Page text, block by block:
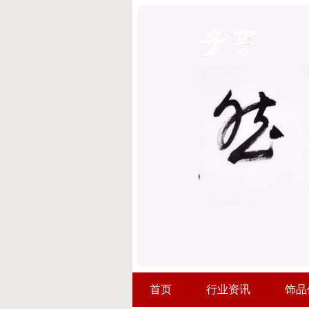
首页 行业资讯 饰